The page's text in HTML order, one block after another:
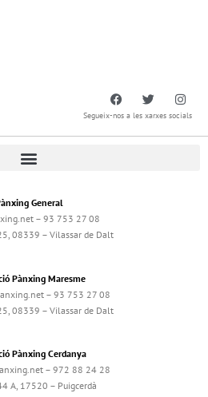
Segueix-nos a les xarxes socials
General
– 93 753 27 08
08339 – Vilassar de Dalt
Pànxing Maresme
– 93 753 27 08
08339 – Vilassar de Dalt
Pànxing Cerdanya
– 972 88 24 28
A, 17520 – Puigcerdà